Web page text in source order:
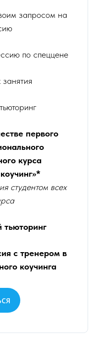
запросом на
по спеццене
первого
курса
студентом всех
тьюторинг
с тренером в
коучинга